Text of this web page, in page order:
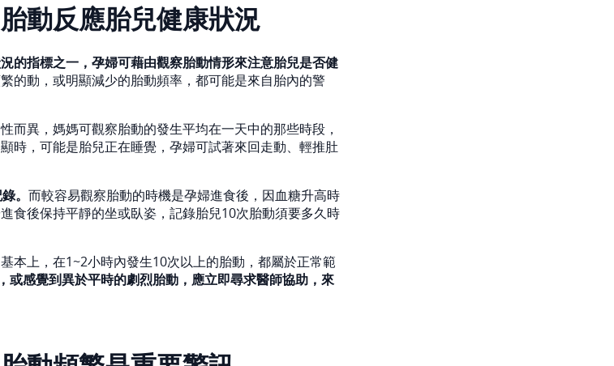
動反應胎兒健康狀況
的指標之一，孕婦可藉由觀察胎動情形來注意胎兒是否健
的動，或明顯減少的胎動頻率，都可能是來自胎內的警
而異，媽媽可觀察胎動的發生平均在一天中的那些時段，
時，可能是胎兒正在睡覺，孕婦可試著來回走動、輕推肚
。 而較容易觀察胎動的時機是孕婦進食後，因血糖升高時
食後保持平靜的坐或臥姿，記錄胎兒10次胎動須要多久時
本上，在1~2小時內發生10次以上的胎動，都屬於正常範
或感覺到異於平時的劇烈胎動，應立即尋求醫師協助，來